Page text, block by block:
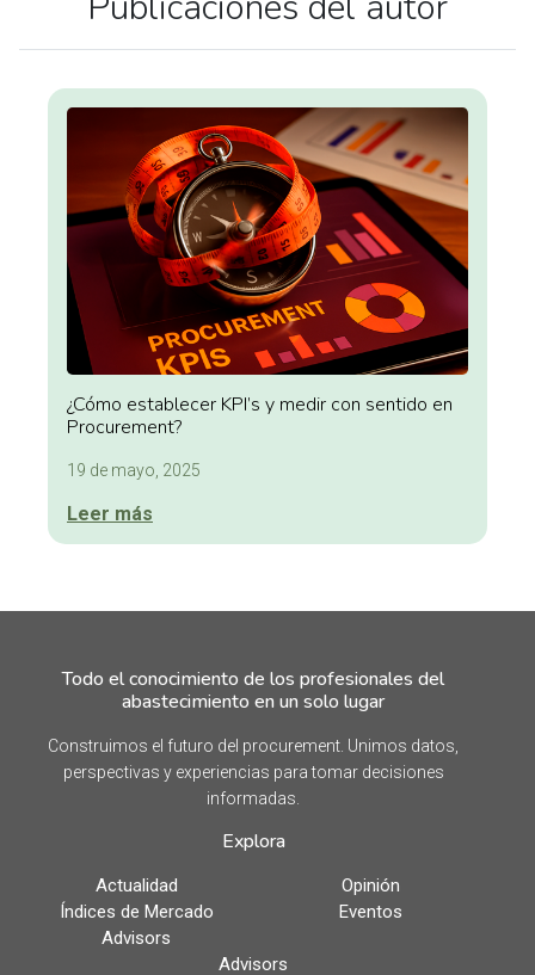
¿Cómo establecer KPI’s y medir con sentido en
Procurement?
19 de mayo, 2025
Leer más
Todo el conocimiento de los profesionales del
abastecimiento en un solo lugar
Construimos el futuro del procurement. Unimos datos,
perspectivas y experiencias para tomar decisiones
informadas.
Explora
Actualidad
Opinión
Índices de Mercado
Eventos
Advisors
Advisors